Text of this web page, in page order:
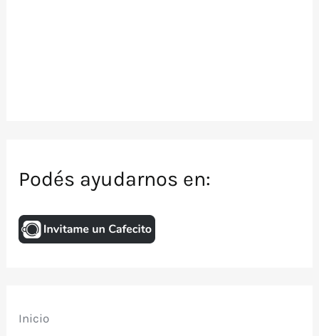
Podés ayudarnos en:
Inicio